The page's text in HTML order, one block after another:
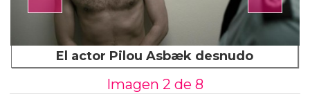
El actor Pilou Asbæk desnudo
Imagen 2 de 8